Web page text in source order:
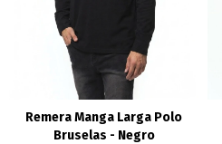
Remera Manga Larga Polo
Bruselas - Negro